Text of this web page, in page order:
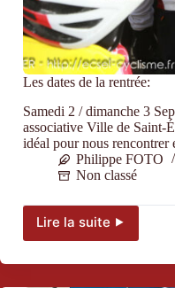
Les dates de la rentrée:
Samedi 2 / dimanche 3
associative Ville de Saint-
idéal pour nous
Philippe FOTO
Non classé
Lire la suite ⯈
Les
de